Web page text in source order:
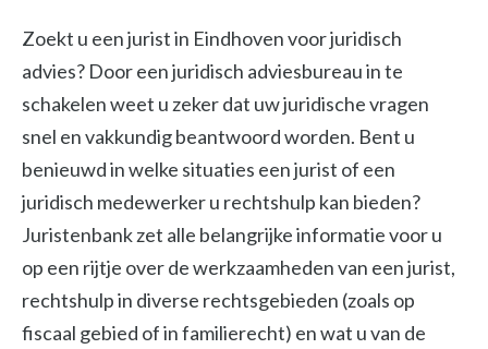
Zoekt u een jurist in Eindhoven voor juridisch
advies? Door een juridisch adviesbureau in te
schakelen weet u zeker dat uw juridische vragen
snel en vakkundig beantwoord worden. Bent u
benieuwd in welke situaties een jurist of een
juridisch medewerker u rechtshulp kan bieden?
Juristenbank zet alle belangrijke informatie voor u
op een rijtje over de werkzaamheden van een jurist,
rechtshulp in diverse rechtsgebieden (zoals op
fiscaal gebied of in familierecht) en wat u van de